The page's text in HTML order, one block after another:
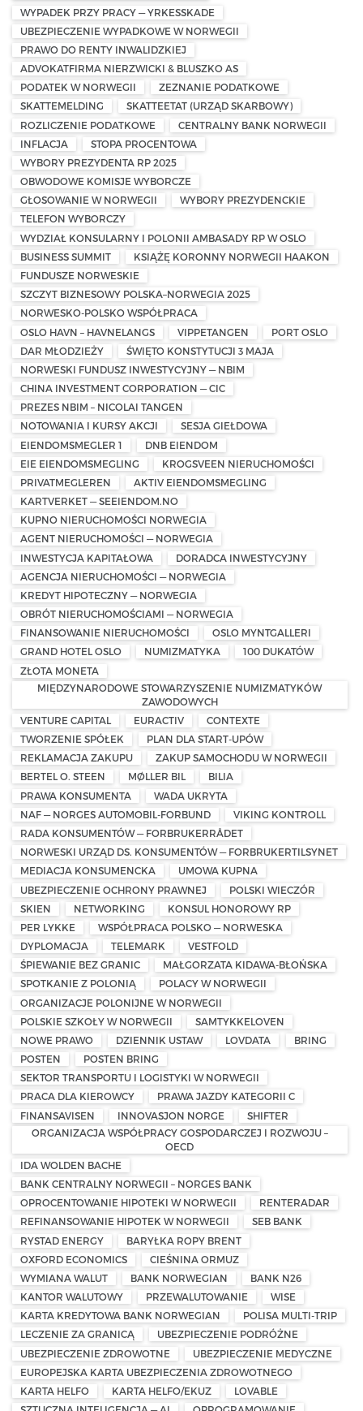
WYPADEK PRZY PRACY — YRKESSKADE
UBEZPIECZENIE WYPADKOWE W NORWEGII
PRAWO DO RENTY INWALIDZKIEJ
ADVOKATFIRMA NIERZWICKI & BLUSZKO AS
PODATEK W NORWEGII
ZEZNANIE PODATKOWE
SKATTEMELDING
SKATTEETAT (URZĄD SKARBOWY)
ROZLICZENIE PODATKOWE
CENTRALNY BANK NORWEGII
INFLACJA
STOPA PROCENTOWA
WYBORY PREZYDENTA RP 2025
OBWODOWE KOMISJE WYBORCZE
GŁOSOWANIE W NORWEGII
WYBORY PREZYDENCKIE
TELEFON WYBORCZY
WYDZIAŁ KONSULARNY I POLONII AMBASADY RP W OSLO
BUSINESS SUMMIT
KSIĄŻĘ KORONNY NORWEGII HAAKON
FUNDUSZE NORWESKIE
SZCZYT BIZNESOWY POLSKA–NORWEGIA 2025
NORWESKO-POLSKO WSPÓŁPRACA
OSLO HAVN – HAVNELANGS
VIPPETANGEN
PORT OSLO
DAR MŁODZIEŻY
ŚWIĘTO KONSTYTUCJI 3 MAJA
NORWESKI FUNDUSZ INWESTYCYJNY — NBIM
CHINA INVESTMENT CORPORATION — CIC
PREZES NBIM – NICOLAI TANGEN
NOTOWANIA I KURSY AKCJI
SESJA GIEŁDOWA
EIENDOMSMEGLER 1
DNB EIENDOM
EIE EIENDOMSMEGLING
KROGSVEEN NIERUCHOMOŚCI
PRIVATMEGLEREN
AKTIV EIENDOMSMEGLING
KARTVERKET — SEEIENDOM.NO
KUPNO NIERUCHOMOŚCI NORWEGIA
AGENT NIERUCHOMOŚCI — NORWEGIA
INWESTYCJA KAPITAŁOWA
DORADCA INWESTYCYJNY
AGENCJA NIERUCHOMOŚCI — NORWEGIA
KREDYT HIPOTECZNY — NORWEGIA
OBRÓT NIERUCHOMOŚCIAMI — NORWEGIA
FINANSOWANIE NIERUCHOMOŚCI
OSLO MYNTGALLERI
GRAND HOTEL OSLO
NUMIZMATYKA
100 DUKATÓW
ZŁOTA MONETA
MIĘDZYNARODOWE STOWARZYSZENIE NUMIZMATYKÓW
ZAWODOWYCH
VENTURE CAPITAL
EURACTIV
CONTEXTE
TWORZENIE SPÓŁEK
PLAN DLA START-UPÓW
REKLAMACJA ZAKUPU
ZAKUP SAMOCHODU W NORWEGII
BERTEL O. STEEN
MØLLER BIL
BILIA
PRAWA KONSUMENTA
WADA UKRYTA
NAF — NORGES AUTOMOBIL-FORBUND
VIKING KONTROLL
RADA KONSUMENTÓW — FORBRUKERRÅDET
NORWESKI URZĄD DS. KONSUMENTÓW — FORBRUKERTILSYNET
MEDIACJA KONSUMENCKA
UMOWA KUPNA
UBEZPIECZENIE OCHRONY PRAWNEJ
POLSKI WIECZÓR
SKIEN
NETWORKING
KONSUL HONOROWY RP
PER LYKKE
WSPÓŁPRACA POLSKO — NORWESKA
DYPLOMACJA
TELEMARK
VESTFOLD
ŚPIEWANIE BEZ GRANIC
MAŁGORZATA KIDAWA-BŁOŃSKA
SPOTKANIE Z POLONIĄ
POLACY W NORWEGII
ORGANIZACJE POLONIJNE W NORWEGII
POLSKIE SZKOŁY W NORWEGII
SAMTYKKELOVEN
NOWE PRAWO
DZIENNIK USTAW LOVDATA
BRING
POSTEN
POSTEN BRING
SEKTOR TRANSPORTU I LOGISTYKI W NORWEGII
PRACA DLA KIEROWCY
PRAWA JAZDY KATEGORII C
FINANSAVISEN
INNOVASJON NORGE
SHIFTER
ORGANIZACJA WSPÓŁPRACY GOSPODARCZEJ I ROZWOJU –
OECD
IDA WOLDEN BACHE
BANK CENTRALNY NORWEGII – NORGES BANK
OPROCENTOWANIE HIPOTEKI W NORWEGII
RENTERADAR
REFINANSOWANIE HIPOTEK W NORWEGII
SEB BANK
RYSTAD ENERGY
BARYŁKA ROPY BRENT
OXFORD ECONOMICS
CIEŚNINA ORMUZ
WYMIANA WALUT
BANK NORWEGIAN
BANK N26
KANTOR WALUTOWY
PRZEWALUTOWANIE
WISE
KARTA KREDYTOWA BANK NORWEGIAN
POLISA MULTI-TRIP
LECZENIE ZA GRANICĄ
UBEZPIECZENIE PODRÓŻNE
UBEZPIECZENIE ZDROWOTNE
UBEZPIECZENIE MEDYCZNE
EUROPEJSKA KARTA UBEZPIECZENIA ZDROWOTNEGO
KARTA HELFO
KARTA HELFO/EKUZ
LOVABLE